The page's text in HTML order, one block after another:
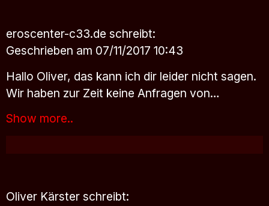
eroscenter-c33.de schreibt:
Geschrieben am 07/11/2017 10:43
Hallo Oliver, das kann ich dir leider nicht sagen.
Wir haben zur Zeit keine Anfragen von…
Show more..
Oliver Kärster schreibt: